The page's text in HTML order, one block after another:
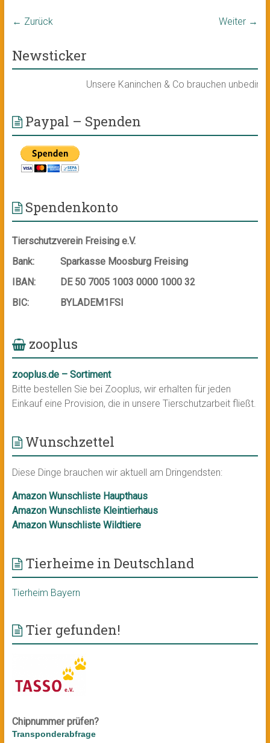
← Zurück Weiter →
Newsticker
Unsere Kaninchen & Co brauchen
Paypal – Spenden
Spendenkonto
Tierschutzverein Freising e.V.
Bank:
Sparkasse Moosburg Freising
IBAN:
DE 50 7005 1003 0000 1000 32
BIC:
BYLADEM1FSI
zooplus
zooplus.de – Sortiment
Bitte bestellen Sie bei Zooplus, wir erhalten für jeden
Einkauf eine Provision, die in unsere Tierschutzarbeit fließt.
Wunschzettel
Diese Dinge brauchen wir aktuell am Dringendsten:
Amazon Wunschliste Haupthaus
Amazon Wunschliste Kleintierhaus
Amazon Wunschliste Wildtiere
Tierheime in Deutschland
Tierheim Bayern
Tier gefunden!
Chipnummer prüfen?
Transponderabfrage